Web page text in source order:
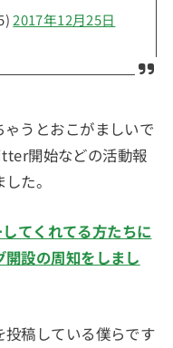
2017年12月25日
うとおこがましいで
開始などの活動報
た。
てくれてる方たちに
設の周知をしまし
稿している僕らです